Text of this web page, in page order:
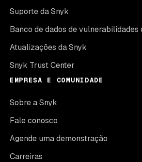
Suporte da Snyk
Banco de dados de vulnerabilidades
Atualizações da Snyk
Snyk Trust Center
EMPRESA E COMUNIDADE
Sobre a Snyk
Fale conosco
Agende uma demonstração
Carreiras